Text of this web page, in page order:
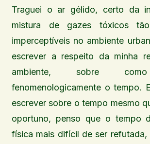
Traguei o ar gélido, certo da
mistura de gazes tóxicos
imperceptíveis no ambiente
escrever a respeito da minha
ambiente, sobre
fenomenologicamente o tempo.
escrever sobre o tempo mesmo
oportuno, penso que o tempo
física mais difícil de ser refutada,